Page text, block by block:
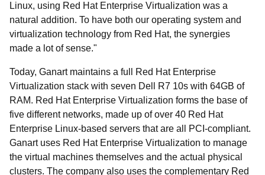
Linux, using Red Hat Enterprise Virtualization was a
natural addition. To have both our operating system and
virtualization technology from Red Hat, the synergies
made a lot of sense."
Today, Ganart maintains a full Red Hat Enterprise
Virtualization stack with seven Dell R7 10s with 64GB of
RAM. Red Hat Enterprise Virtualization forms the base of
five different networks, made up of over 40 Red Hat
Enterprise Linux-based servers that are all PCI-compliant.
Ganart uses Red Hat Enterprise Virtualization to manage
the virtual machines themselves and the actual physical
clusters. The company also uses the complementary Red